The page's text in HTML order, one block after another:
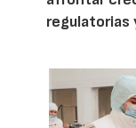
regulatorias